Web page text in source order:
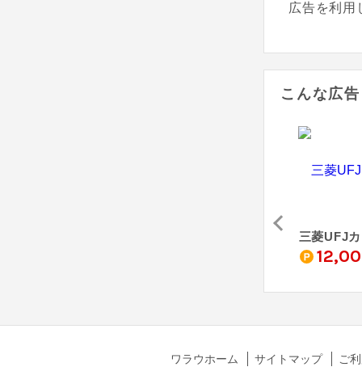
広告を利用
こんな広
三菱UFJ
ワラウホーム サイトマップ ご